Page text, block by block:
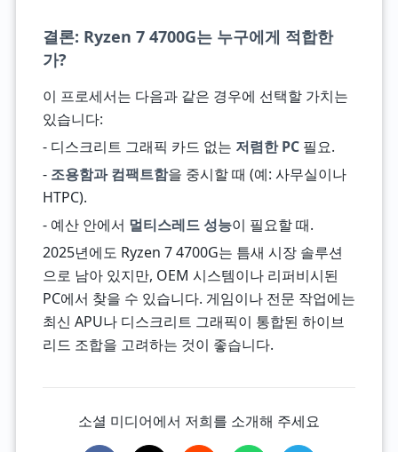
결론: Ryzen 7 4700G는 누구에게 적합한
가?
이 프로세서는 다음과 같은 경우에 선택할 가치는
있습니다:
- 디스크리트 그래픽 카드 없는 저렴한 PC필요.
- 조용함과 컴팩트함을 중시할 때 (예: 사무실이나
HTPC).
- 예산 안에서 멀티스레드 성능이 필요할 때.
2025년에도 Ryzen 7 4700G는 틈새 시장 솔루션
으로 남아 있지만, OEM 시스템이나 리퍼비시된
PC에서 찾을 수 있습니다. 게임이나 전문 작업에는
최신 APU나 디스크리트 그래픽이 통합된 하이브
리드 조합을 고려하는 것이 좋습니다.
소셜 미디어에서 저희를 소개해 주세요